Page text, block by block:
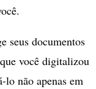
seus documentos
você digitalizou
não apenas em